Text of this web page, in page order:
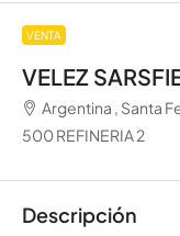
VENTA
VELEZ
Argentina , Santa
500 REFINERIA 2
Descripción